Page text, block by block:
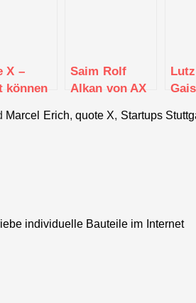
X –
können
Saim Rolf
Alkan von AX
Lutz
Marcel Erich, quote X, Startups
individuelle Bauteile im Internet